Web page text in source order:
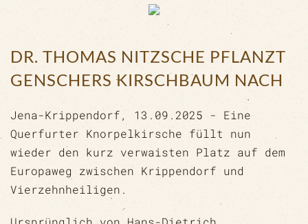
DR. THOMAS NITZSCHE PFLANZT
GENSCHERS KIRSCHBAUM NACH
Jena-Krippendorf, 13.09.2025 - Eine
Querfurter Knorpelkirsche füllt nun
wieder den kurz verwaisten Platz auf dem
Europaweg zwischen Krippendorf und
Vierzehnheiligen.